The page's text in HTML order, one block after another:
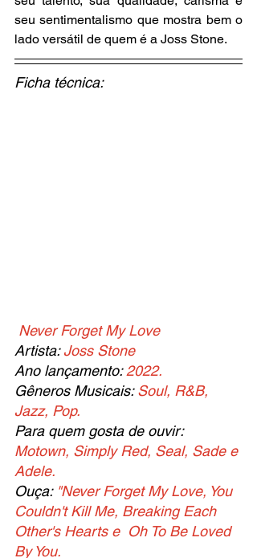
seu sentimentalismo que mostra bem o
lado versátil de quem é a Joss Stone.
Ficha técnica:
Never Forget My Love
Artista: Joss Stone
Ano lançamento: 2022.
Gêneros Musicais: Soul, R&B,
Jazz, Pop.
Para quem gosta de ouvir:
Motown, Simply Red, Seal, Sade e
Adele.
Ouça: "Never Forget My Love, You
Couldn't Kill Me, Breaking Each
Other's Hearts e  Oh To Be Loved
By You.